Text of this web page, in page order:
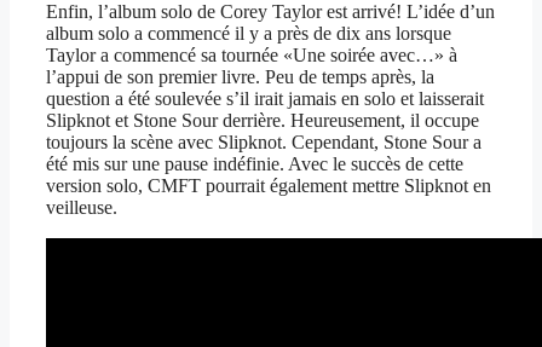
Enfin, l’album solo de Corey Taylor est arrivé! L’idée d’un
album solo a commencé il y a près de dix ans lorsque
Taylor a commencé sa tournée «Une soirée avec…» à
l’appui de son premier livre. Peu de temps après, la
question a été soulevée s’il irait jamais en solo et laisserait
Slipknot et Stone Sour derrière. Heureusement, il occupe
toujours la scène avec Slipknot. Cependant, Stone Sour a
été mis sur une pause indéfinie. Avec le succès de cette
version solo, CMFT pourrait également mettre Slipknot en
veilleuse.